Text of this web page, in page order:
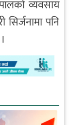
व्यवसाय
सिर्जनामा पनि